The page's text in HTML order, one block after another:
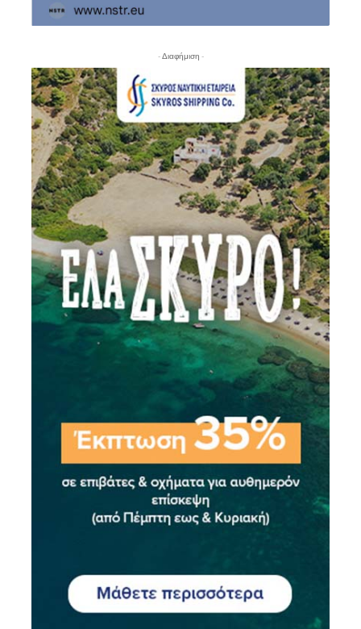
- Διαφήμιση -